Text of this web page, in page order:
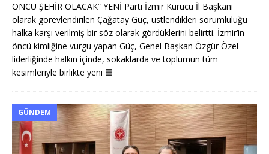
ÖNCÜ ŞEHİR OLACAK” YENİ Parti İzmir Kurucu İl Başkanı
olarak görevlendirilen Çağatay Güç, üstlendikleri sorumluluğu
halka karşı verilmiş bir söz olarak gördüklerini belirtti. İzmir’in
öncü kimliğine vurgu yapan Güç, Genel Başkan Özgür Özel
liderliğinde halkın içinde, sokaklarda ve toplumun tüm
kesimleriyle birlikte yeni 🟦
GÜNDEM